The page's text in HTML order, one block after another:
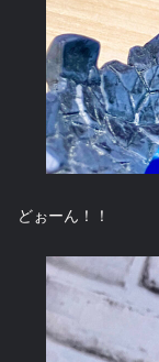
どぉーん！！